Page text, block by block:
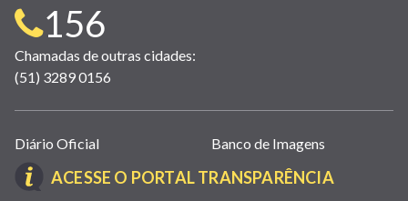
Telefone
para
contato:
156
Chamadas de outras cidades:
(51) 3289 0156
Links
úteis
(abrem
Diário Oficial Banco de Imagens
ACESSE O PORTAL TRANSPARÊNCIA(LINK